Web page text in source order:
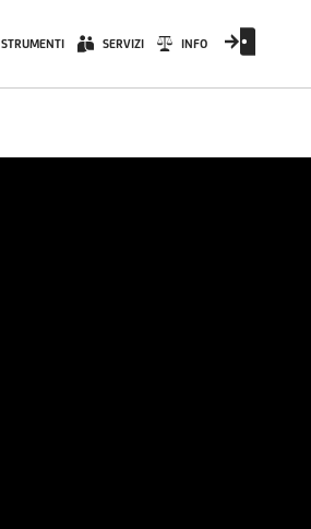
STRUMENTI SERVIZI INFO